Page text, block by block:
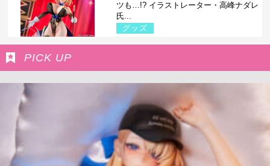
ツも…!? イラストレーター・高峰ナダレ
氏...
グッズ
PICK UP